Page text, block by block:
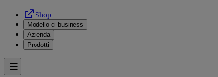
Shop
Modello di business
Azienda
Prodotti